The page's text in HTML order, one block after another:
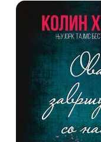
-38%